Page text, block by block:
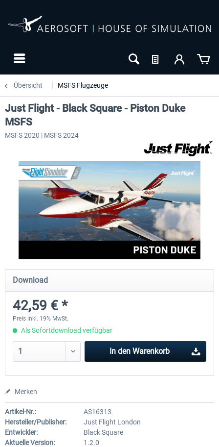
Übersicht MSFS Flugzeuge
FlightSim Studio - E-Jets 170/175 Aerosoft Aircraft A340-
Just Flight - Black Square - Piston Duke
MSFS
MSFS 2020 | MSFS 2024
Download
42,59 € *
Preis inkl. 19% MwSt.
Als Sofortdownload verfügbar
In den Warenkorb
Merken
Artikel-Nr.:
AS16313
Hersteller/Publisher:
Just Flight London
Entwickler:
Black Square
Aktuelle Version:
1.2.0